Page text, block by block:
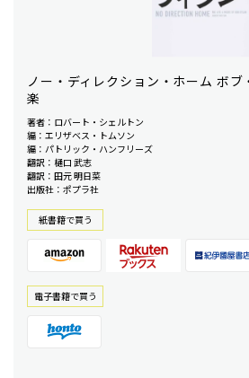
ノー・ディレクション・ホーム ボ
楽
著者：ロバート・シェルトン
編：エリザベス・トムソン
編：パトリック・ハンフリーズ
翻訳：樋口 武志
翻訳：田元 明日菜
出版社：ポプラ社
紙書籍で買う
電⼦書籍で買う